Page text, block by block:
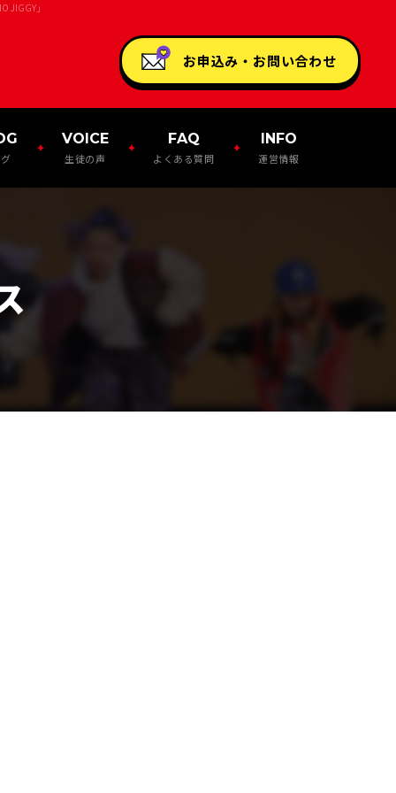
JIGGY」
お申込み・お問い合わせ
VOICE
生徒の声
FAQ
よくある質問
INFO
運営情報